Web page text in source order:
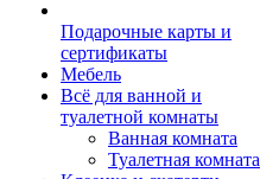
Подарочные карты и
сертификаты
Мебель
Всё для ванной и
туалетной комнаты
Ванная комната
Туалетная комната